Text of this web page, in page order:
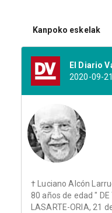
Kanpoko eskelak
El Diario
2020-09-21
† Luciano Alcón
80 años de edad " DE
LASARTE-ORIA, 21